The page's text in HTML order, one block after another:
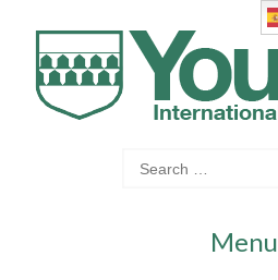
Menu